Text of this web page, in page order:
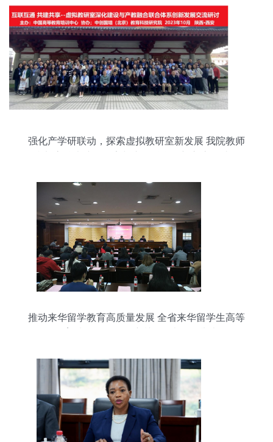
强化产学研联动，探索虚拟教研室新发展 我院教师
推动来华留学教育高质量发展 全省来华留学生高等